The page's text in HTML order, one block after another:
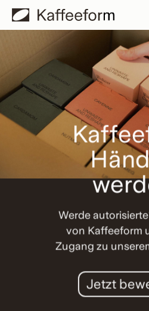
Skip
Werde
von Kaffeeform
Zugang zu
Jetzt